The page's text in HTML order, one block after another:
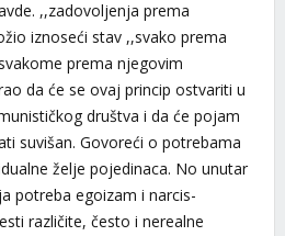
,,zadovoljenja prema
iznoseći stav ,,svako prema
prema njegovim
da će se ovaj princip ostvariti u
društva i da će pojam
suvišan. Govoreći o potrebama
želje pojedinaca. No unutar
potreba egoizam i narcis-
različite, često i nerealne